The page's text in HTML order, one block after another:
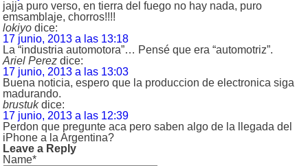
jajja puro verso, en tierra del fuego no hay nada, puro
emsamblaje, chorros!!!!
lokiyo dice:
17 junio, 2013 a las 13:18
La “industria automotora”… Pensé que era “automotriz”.
Ariel Perez dice:
17 junio, 2013 a las 13:03
Buena noticia, espero que la produccion de electronica siga
madurando.
brustuk dice:
17 junio, 2013 a las 12:39
Perdon que pregunte aca pero saben algo de la llegada del
iPhone a la Argentina?
Leave a Reply
Name*